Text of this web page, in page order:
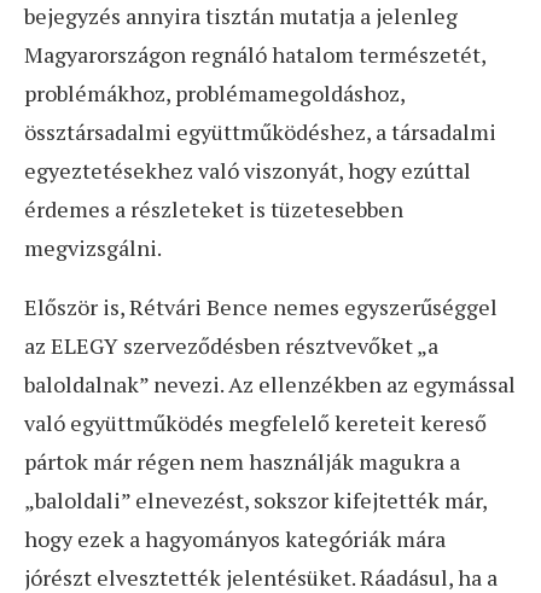
bejegyzés annyira tisztán mutatja a jelenleg
Magyarországon regnáló hatalom természetét,
problémákhoz, problémamegoldáshoz,
össztársadalmi együttműködéshez, a társadalmi
egyeztetésekhez való viszonyát, hogy ezúttal
érdemes a részleteket is tüzetesebben
megvizsgálni.
Először is, Rétvári Bence nemes egyszerűséggel
az ELEGY szerveződésben résztvevőket „a
baloldalnak” nevezi. Az ellenzékben az egymással
való együttműködés megfelelő kereteit kereső
pártok már régen nem használják magukra a
„baloldali” elnevezést, sokszor kifejtették már,
hogy ezek a hagyományos kategóriák mára
jórészt elvesztették jelentésüket. Ráadásul, ha a